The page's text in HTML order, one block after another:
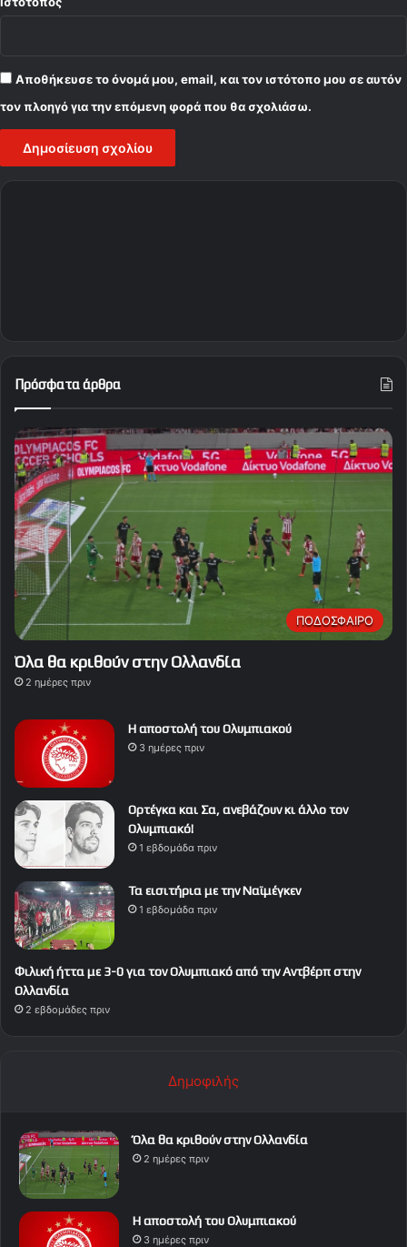
Αποθήκευσε το όνομά μου, email, και τον ιστότοπο μου σε αυτόν
τον πλοηγό για την επόμενη φορά που θα σχολιάσω.
Πρόσφατα άρθρα
ΠΟΔΟΣΦΑΙΡΟ
Όλα θα κριθούν στην Ολλανδία
2 ημέρες πριν
Η αποστολή του Ολυμπιακού
3 ημέρες πριν
Ορτέγκα και Σα, ανεβάζουν κι άλλο τον
Ολυμπιακό!
1 εβδομάδα πριν
Τα εισιτήρια με την Ναϊμέγκεν
1 εβδομάδα πριν
Φιλική ήττα με 3-0 για τον Ολυμπιακό από την Αντβέρπ στην
Ολλανδία
2 εβδομάδες πριν
Δημοφιλής
Όλα θα κριθούν στην Ολλανδία
2 ημέρες πριν
Η αποστολή του Ολυμπιακού
3 ημέρες πριν